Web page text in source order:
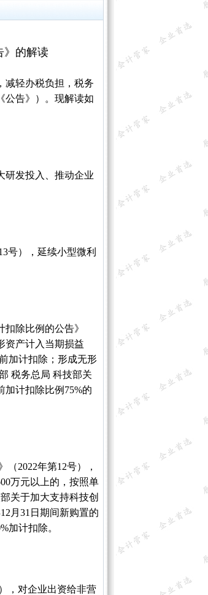
》的解读
减轻办税负担，税务
公告》）。现解读如
研发投入、推动企业
号），延续小型微利
除比例的公告》
资产计入当期损益
加计扣除；形成无形
税务总局 科技部关
加计扣除比例75%的
2022年第12号），
万元以上的，按照单
关于加大支持科技创
月31日期间新购置的
加计扣除。
，对企业出资给非营